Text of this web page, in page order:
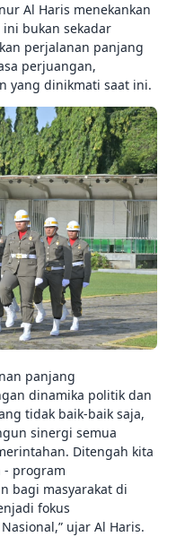
Al Haris menekankan
ini bukan sekadar
perjalanan panjang
perjuangan,
yang dinikmati saat ini.
panjang
dinamika politik dan
tidak baik-baik saja,
sinergi semua
Ditengah kita
- program
bagi masyarakat di
fokus
ujar Al Haris.